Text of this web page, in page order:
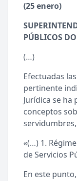
(25 enero)
PÚBLICOS
(…)
Efectuadas
pertinente
Jurídica se
conceptos
«(…) 1.
de Servicios
En este